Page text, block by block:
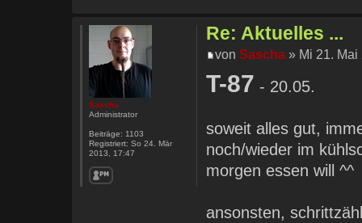
Re: Aktuelles ...
vonSascha » Mi 21. Mai
T-87 - 20.05.
soweit alles gut,
noch/wieder im
morgen essen will ^^
ansonsten,
Sascha
Administrator
Beiträge: 1103
Registriert: So 24. Mär
2013, 17:47